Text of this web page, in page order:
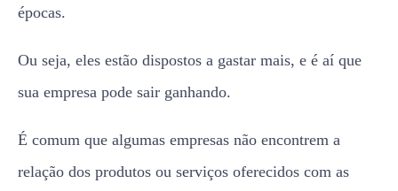
relação dos produtos ou serviços oferecidos com as
datas comemorativas.
Mas acredite, isso é mais do que possível, basta ter
criatividade e planejar uma estratégia de sucesso.